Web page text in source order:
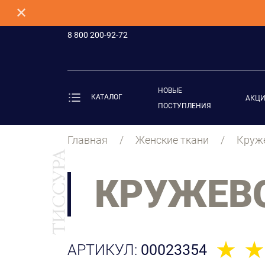
✕
8 800 200-92-72
КАТАЛОГ
НОВЫЕ
ПОСТУПЛЕНИЯ
Главная Женские ткани
АРТИКУЛ: 00023354